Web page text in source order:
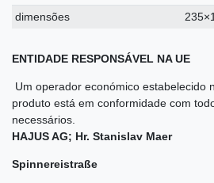
dimensões
ENTIDADE RESPONSÁVEL NA UE
Um operador económico estabelecido
produto está em conformidade com
necessários.
HAJUS AG; Hr. Stanislav Maer
Spinnereistraße